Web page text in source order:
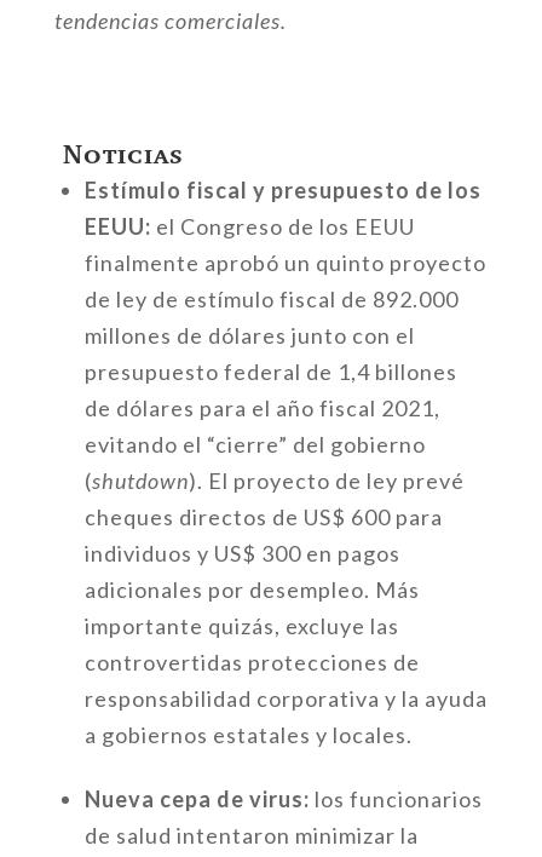
tendencias comerciales.
Noticias
Estímulo fiscal y presupuesto de los
EEUU: el Congreso de los EEUU
finalmente aprobó un quinto proyecto
de ley de estímulo fiscal de 892.000
millones de dólares junto con el
presupuesto federal de 1,4 billones
de dólares para el año fiscal 2021,
evitando el “cierre” del gobierno
(shutdown). El proyecto de ley prevé
cheques directos de US$ 600 para
individuos y US$ 300 en pagos
adicionales por desempleo. Más
importante quizás, excluye las
controvertidas protecciones de
responsabilidad corporativa y la ayuda
a gobiernos estatales y locales.
Nueva cepa de virus: los funcionarios
de salud intentaron minimizar la